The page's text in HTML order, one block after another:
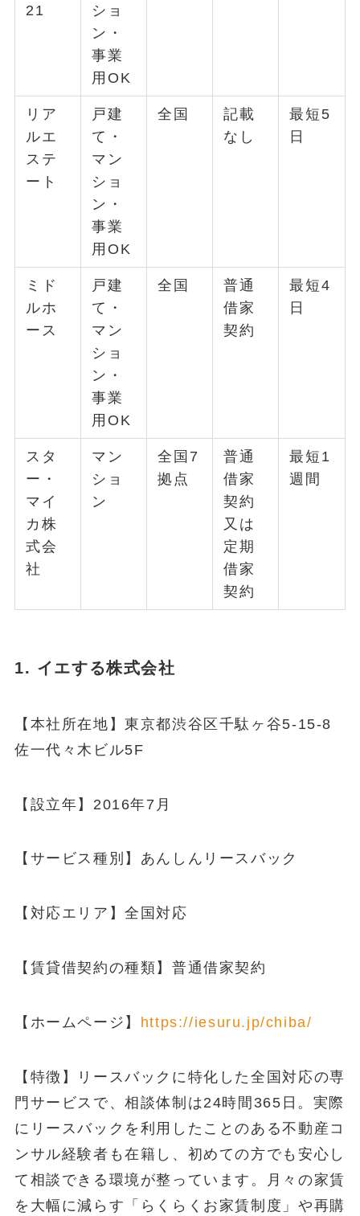
21
ショ
ン・
事業
用OK
リア
ルエ
ステ
ート
戸建
て・
マン
ショ
ン・
事業
用OK
全国
記載
なし
最短5
日
ミド
ルホ
ース
戸建
て・
マン
ショ
ン・
事業
用OK
全国
普通
借家
契約
最短4
日
スタ
ー・
マイ
カ株
式会
社
マン
ショ
ン
全国7
拠点
普通
借家
契約
又は
定期
借家
契約
最短1
週間
1. イエする株式会社
【本社所在地】東京都渋谷区千駄ヶ谷5-15-8
佐一代々木ビル5F
【設立年】2016年7月
【サービス種別】あんしんリースバック
【対応エリア】全国対応
【賃貸借契約の種類】普通借家契約
【ホームページ】 https://iesuru.jp/chiba/
【特徴】リースバックに特化した全国対応の専
門サービスで、相談体制は24時間365日。実際
にリースバックを利用したことのある不動産コ
ンサル経験者も在籍し、初めての方でも安心し
て相談できる環境が整っています。月々の家賃
を大幅に減らす「らくらくお家賃制度」や再購